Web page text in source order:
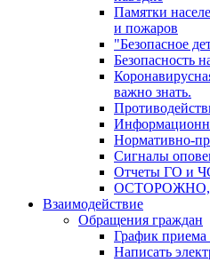
Памятки
и пожаров
"Безопасное
Безопасность
важно знать.
Нормативно-
Сигналы
Отчеты ГО и
Взаимодействие
Обращения граждан
График приема
Написать